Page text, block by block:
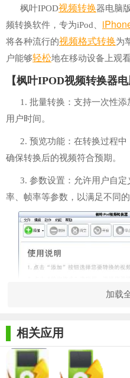
枫叶IPOD视频转换器电脑
频转换软件，专为iPod、
将各种流行的视频格式转换为
户能够轻松地在移动设备上观看
【枫叶IPOD视频转换器电
1. 批量转换：支持一次性
用户时间。
2. 预览功能：在转换过程中
确保转换后的视频符合预期。
3. 参数设置：允许用户自
率、帧率等参数，以满足不同的
加载
相关应用